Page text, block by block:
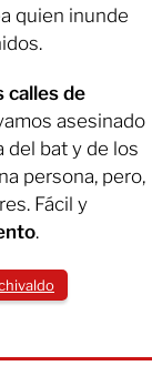
quien inunde
calles de
asesinado
del bat y de los
persona, pero,
Fácil y
.